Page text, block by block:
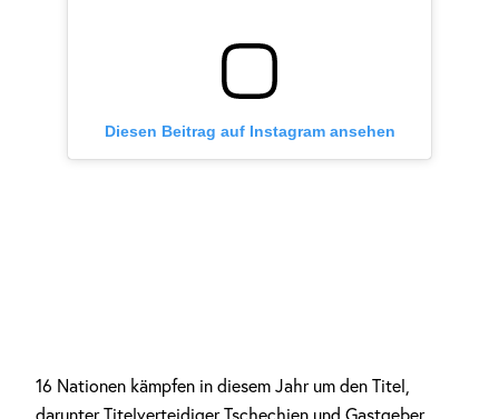
Diesen Beitrag auf Instagram ansehen
16 Nationen kämpfen in diesem Jahr um den Titel,
darunter Titelverteidiger Tschechien und Gastgeber